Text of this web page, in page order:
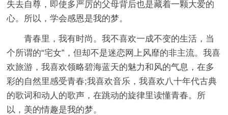
失去自尊，即使多严厉的父母背后也是藏着一颗大爱的
心。所以，学会感恩是我的梦。
青春里，我有时尚。我不喜欢一成不变的生活，当
个所谓的“宅女”，但却不是迷恋网上风靡的非主流。我喜
欢旅游，我喜欢领略碧海蓝天的魅力和风的气息，在多
彩的自然里感受青春;我喜欢音乐，我喜欢八十年代古典
的歌词和动人的歌声，在跳动的旋律里读懂青春。所
以，美的情趣是我的梦。